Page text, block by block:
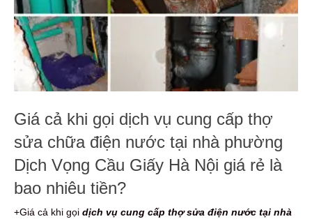
Giá cả khi gọi dịch vụ cung cấp thợ
sửa chữa điện nước tại nhà phường
Dịch Vọng Cầu Giấy Hà Nội giá rẻ là
bao nhiêu tiền?
+Giá cả khi gọi dịch vụ cung cấp thợ sửa điện nước tại nhà